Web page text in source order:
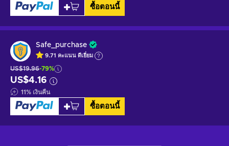
ซื้อตอนนี้
Safe_purchase
9.71 คะแนน ดีเยี่ยม
US$19.96-79%
US$4.16
11% เงินคืน
ซื้อตอนนี้